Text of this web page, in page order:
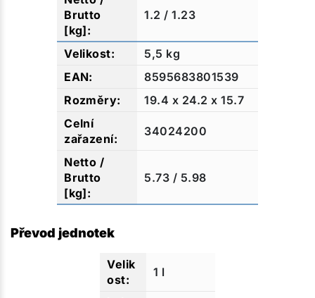
1.2 / 1.23
5,5 kg
8595683801539
19.4 x 24.2 x 15.7
34024200
5.73 / 5.98
Převod jednotek
1 l